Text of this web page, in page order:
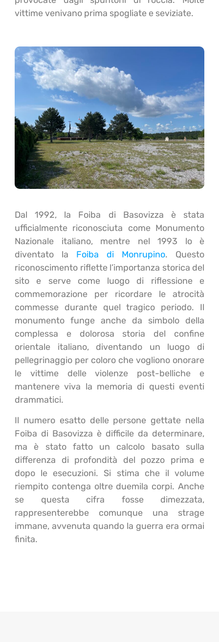
vittime venivano prima spogliate e seviziate.
Dal 1992, la Foiba di Basovizza è stata
ufficialmente riconosciuta come Monumento
Nazionale italiano, mentre nel 1993 lo è
diventato la Foiba di Monrupino. Questo
riconoscimento riflette l’importanza storica del
sito e serve come luogo di riflessione e
commemorazione per ricordare le atrocità
commesse durante quel tragico periodo. Il
monumento funge anche da simbolo della
complessa e dolorosa storia del confine
orientale italiano, diventando un luogo di
pellegrinaggio per coloro che vogliono onorare
le vittime delle violenze post-belliche e
mantenere viva la memoria di questi eventi
drammatici.
Il numero esatto delle persone gettate nella
Foiba di Basovizza è difficile da determinare,
ma è stato fatto un calcolo basato sulla
differenza di profondità del pozzo prima e
dopo le esecuzioni. Si stima che il volume
riempito contenga oltre duemila corpi. Anche
se questa cifra fosse dimezzata,
rappresenterebbe comunque una strage
immane, avvenuta quando la guerra era ormai
finita.